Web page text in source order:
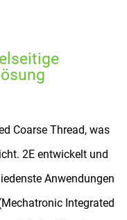
Coarse Thread, was
2E entwickelt und
Anwendungen
Integrated